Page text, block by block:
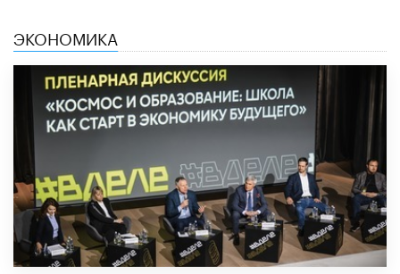
ЭКОНОМИКА